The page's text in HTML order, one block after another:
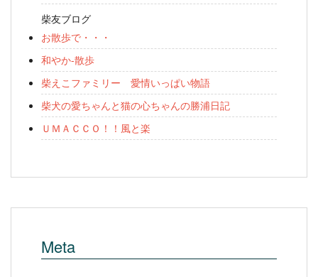
柴友ブログ
お散歩で・・・
和やか-散歩
柴えこファミリー 愛情いっぱい物語
柴犬の愛ちゃんと猫の心ちゃんの勝浦日記
ＵＭＡＣＣＯ！！風と楽
Meta